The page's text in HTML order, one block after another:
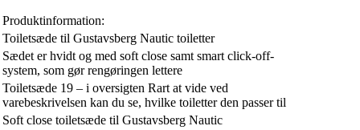
Produktinformation:
Toiletsæde til Gustavsberg Nautic toiletter
Sædet er hvidt og med soft close samt smart click-off-
system, som gør rengøringen lettere
Toiletsæde 19 – i oversigten Rart at vide ved
varebeskrivelsen kan du se, hvilke toiletter den passer til
Soft close toiletsæde til Gustavsberg Nautic